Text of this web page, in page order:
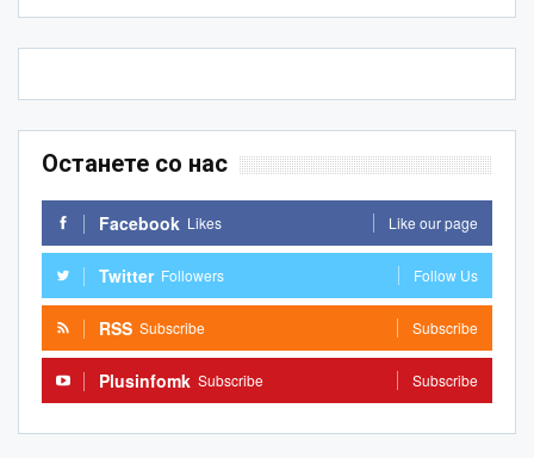
Останете со нас
Facebook Likes Like our page
Twitter Followers Follow Us
RSS Subscribe Subscribe
Plusinfomk Subscribe Subscribe